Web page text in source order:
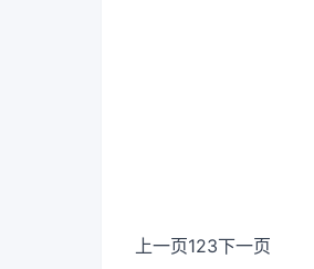
上一页123下一页